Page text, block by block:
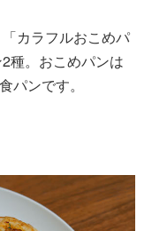
カラフルおこめパ
種。おこめパンは
パンです。